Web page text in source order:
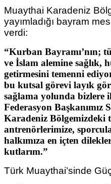
Muaythai Karadeniz
yayımladığı bayram
verdi:
“Kurban Bayramı’nın;
ve İslam alemine sağlık,
getirmesini temenni
bu kutsal görevi layık
sağlama yolunda bizlere
Federasyon Başkanımız
Karadeniz Bölgemizdeki
antrenörlerimize,
halkımıza en içten
kutlarım.”
Türk Muaythai’sinde